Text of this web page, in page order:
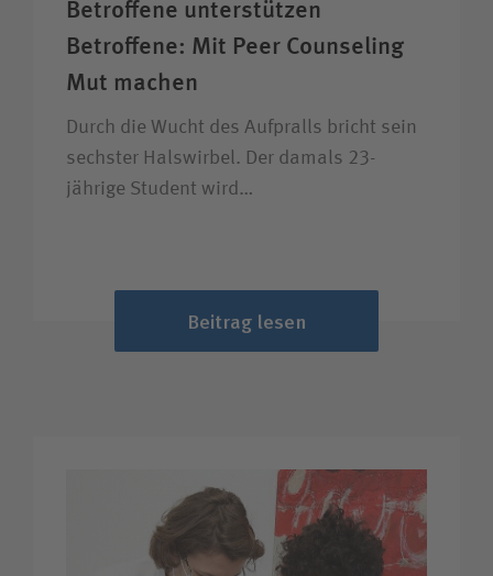
Betroffene unter­stützen
Betroffene: Mit Peer Counseling
Mut machen
Durch die Wucht des Aufpralls bricht sein
sechster Halswirbel. Der damals 23-
jährige Student wird…
Beitrag lesen